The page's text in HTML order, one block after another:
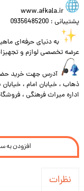
www.afkala.ir
پشتیبانی : 09356485200
به دنیای حرفه‌ای
عرضه تخصصی لوازم و
آدرس جهت خرید
ذهاب ، خیابان امام ،
اداره میراث فرهنگی ،
افزودن به
نظرات